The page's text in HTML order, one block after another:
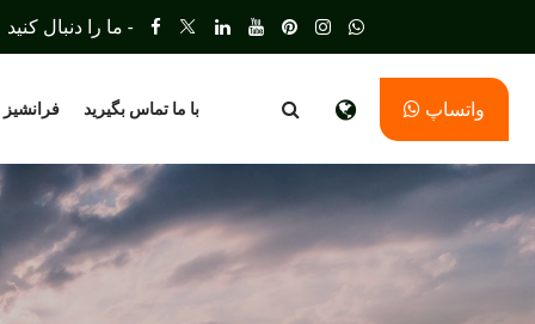
ما را دنبال کنید -
فرانشیز با ما تماس بگیرید واتساپ